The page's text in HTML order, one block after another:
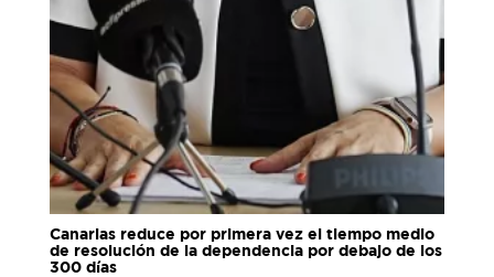
Canarias reduce por primera vez el tiempo medio
de resolución de la dependencia por debajo de los
300 días